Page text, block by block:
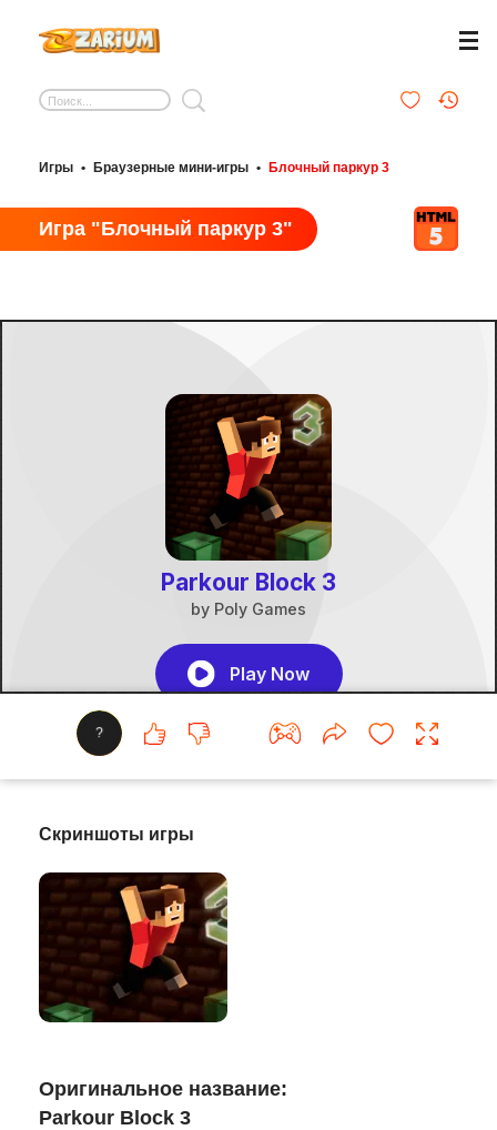
Игры • Браузерные мини-игры • Блочный паркур 3
Игра "Блочный паркур 3"
?
Скриншоты игры
Оригинальное название:
Parkour Block 3